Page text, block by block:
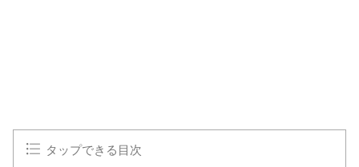
タップできる目次